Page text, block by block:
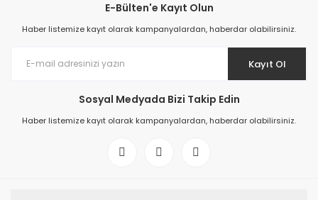
E-Bülten'e Kayıt Olun
Haber listemize kayıt olarak kampanyalardan, haberdar olabilirsiniz.
Kayıt Ol
Sosyal Medyada Bizi Takip Edin
Haber listemize kayıt olarak kampanyalardan, haberdar olabilirsiniz.